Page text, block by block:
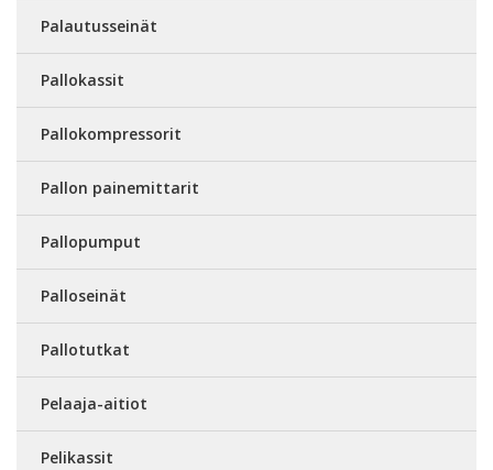
Palautusseinät
Pallokassit
Pallokompressorit
Pallon painemittarit
Pallopumput
Palloseinät
Pallotutkat
Pelaaja-aitiot
Pelikassit